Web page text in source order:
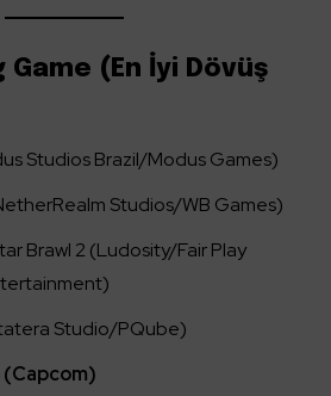
(En İyi Dövüş
Studios Brazil/Modus Games)
Studios/WB Games)
Brawl 2 (Ludosity/Fair Play
Studio/PQube)